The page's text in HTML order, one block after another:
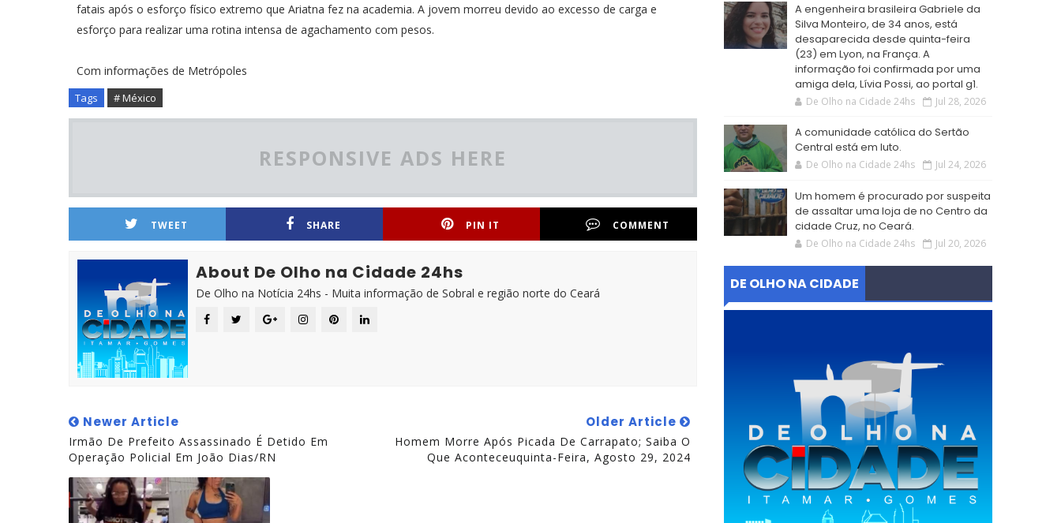
fatais após o esforço físico extremo que Ariatna fez na academia. A jovem morreu devido ao excesso de carga e
esforço para realizar uma rotina intensa de agachamento com pesos.
Com informações de Metrópoles
Tags # México
RESPONSIVE ADS HERE
TWEET SHARE PIN IT COMMENT
About De Olho na Cidade 24hs
De Olho na Notícia 24hs - Muita informação de Sobral e região norte do Ceará
Newer Article
Irmão De Prefeito Assassinado É Detido Em
Operação Policial Em João Dias/RN
Older Article
Homem Morre Após Picada De Carrapato; Saiba O
Que Aconteceuquinta-Feira, Agosto 29, 2024
A engenheira brasileira Gabriele da
Silva Monteiro, de 34 anos, está
desaparecida desde quinta-feira
(23) em Lyon, na França. A
informação foi confirmada por uma
amiga dela, Lívia Possi, ao portal g1.
De Olho na Cidade 24hs Jul 28, 2026
A comunidade católica do Sertão
Central está em luto.
De Olho na Cidade 24hs Jul 24, 2026
Um homem é procurado por suspeita
de assaltar uma loja de no Centro da
cidade Cruz, no Ceará.
De Olho na Cidade 24hs Jul 20, 2026
DE OLHO NA CIDADE